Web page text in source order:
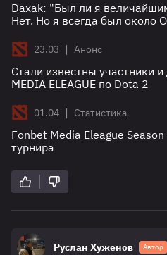
Daxak: "Был ли я
Нет. Но я всегда был около
23.03 | Анонс
Стали известны участники
MEDIA ELEAGUE по Dota 2
01.04 | Статистика
Fonbet Media Eleague
турнира
Руслан Хуженов Автор